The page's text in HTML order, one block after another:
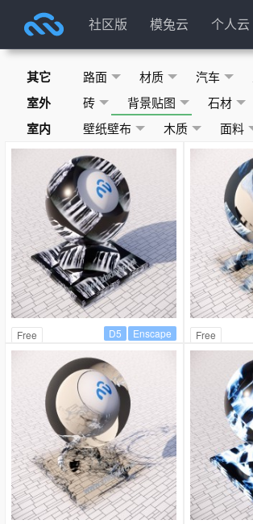
社区版 模兔云 个人云
其它 路面 材质 汽车
室外 砖 背景贴图 石材
室内 壁纸壁布 木质 面料
Free Enscape
D5 Free